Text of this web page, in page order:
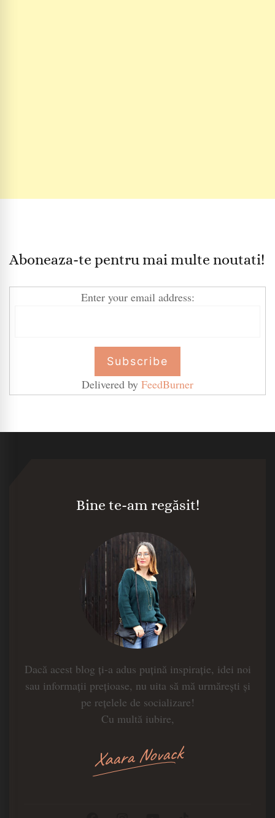
Aboneaza-te pentru mai multe noutati!
Enter your email address:
Delivered by FeedBurner
Bine te-am regăsit!
Dacă acest blog ți-a adus puțină inspirație, idei noi
sau informații prețioase, nu uita să mă urmărești și
pe rețelele de socializare!
Cu multă iubire,
Xaara Novack